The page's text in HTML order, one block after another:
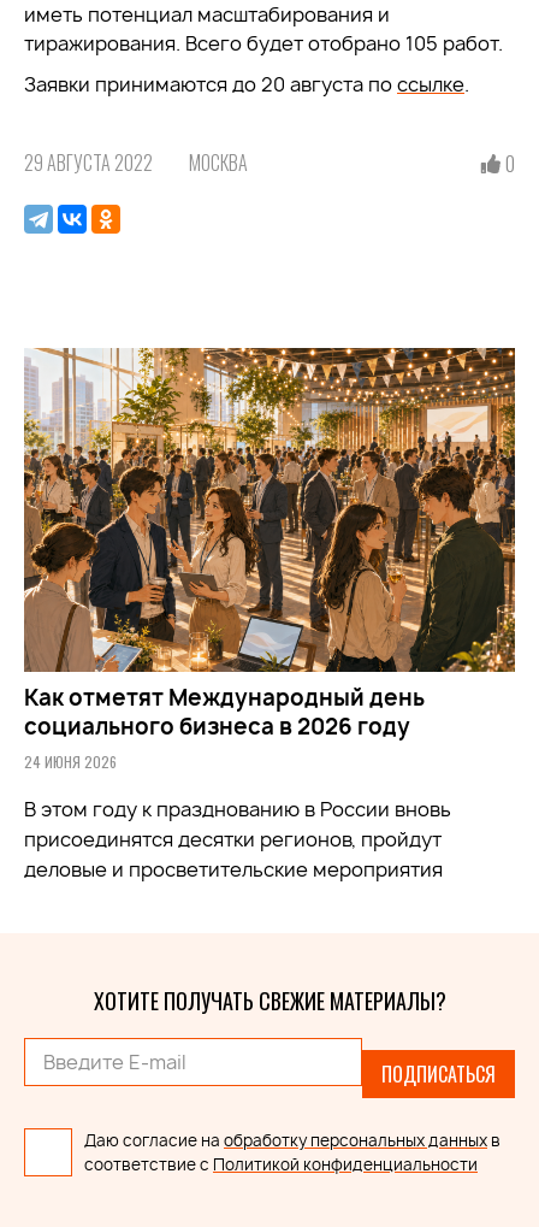
иметь потенциал масштабирования и
тиражирования. Всего будет отобрано 105 работ.
Заявки принимаются до 20 августа поссылке.
29 АВГУСТА 2022 МОСКВА 0
Как отметят Международный день
социального бизнеса в 2026 году
24 ИЮНЯ 2026
В этом году к празднованию в России вновь
присоединятся десятки регионов, пройдут
деловые и просветительские мероприятия
ХОТИТЕ ПОЛУЧАТЬ СВЕЖИЕ МАТЕРИАЛЫ?
ПОДПИСАТЬСЯ
Даю согласие на обработку персональных данных в
соответствие с Политикой конфиденциальности